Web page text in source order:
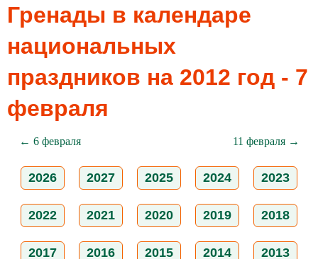
Гренады в календаре
национальных
праздников на 2012 год - 7
февраля
← 6 февраля 11 февраля →
2026 2027 2025 2024 2023
2022 2021 2020 2019 2018
2017 2016 2015 2014 2013